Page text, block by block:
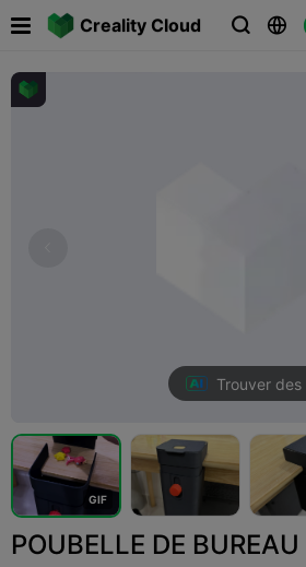
Creality Cloud  
Trouver des
GIF
POUBELLE DE BUREAU